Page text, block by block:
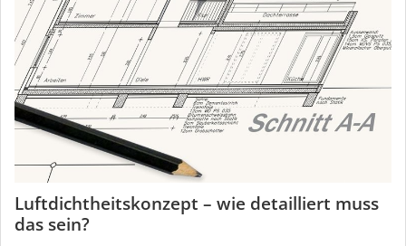
Luftdichtheitskonzept – wie detailliert muss
das sein?